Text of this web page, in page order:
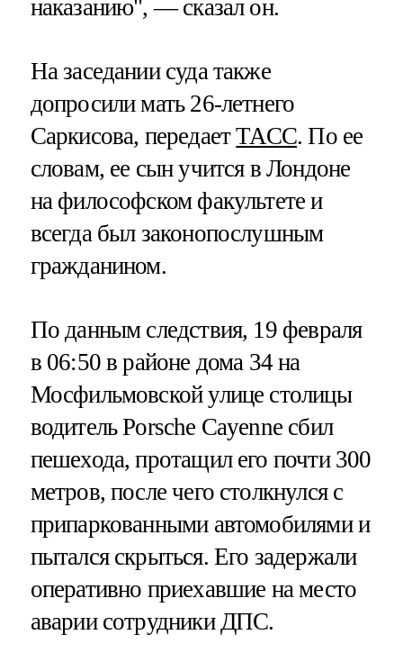
наказанию", — сказал он.
На заседании суда также
допросили мать 26-летнего
Саркисова, передаетТАСС. По ее
словам, ее сын учится в Лондоне
на философском факультете и
всегда был законопослушным
гражданином.
По данным следствия, 19 февраля
в 06:50 в районе дома 34 на
Мосфильмовской улице столицы
водитель Porsche Cayenne сбил
пешехода, протащил его почти 300
метров, после чего столкнулся с
припаркованными автомобилями и
пытался скрыться. Его задержали
оперативно приехавшие на место
аварии сотрудники ДПС.